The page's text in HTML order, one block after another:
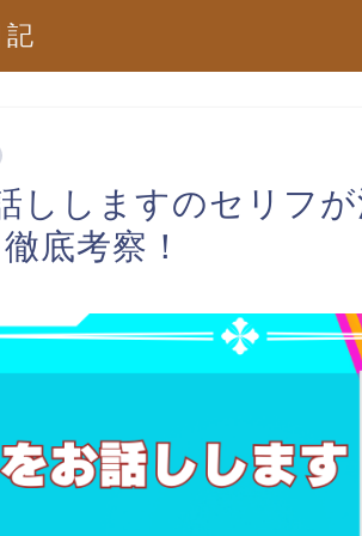
ししますのセリフ
底考察！